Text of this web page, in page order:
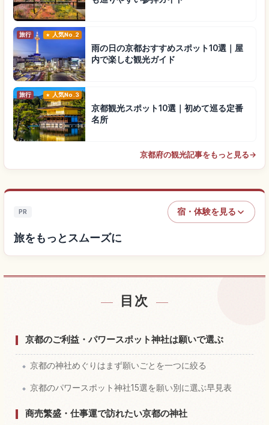
旅行 人気No.2
雨の日の京都おすすめスポット10選｜屋
内で楽しむ観光ガイド
旅行 人気No.3
京都観光スポット10選｜初めて巡る定番
名所
京都府の観光記事をもっと見る→
PR 宿・体験を見る
旅をもっとスムーズに
宿を探す
体験を探す↗
目次
京都のご利益・パワースポット神社は願いで選ぶ
京都の神社めぐりはまず願いごとを一つに絞る
京都のパワースポット神社15選を願い別に選ぶ早見表
商売繁盛・仕事運で訪れたい京都の神社